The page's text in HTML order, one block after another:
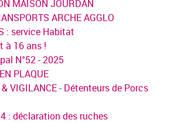
MAISON JOURDAN
ARCHE AGGLO
: service Habitat
à 16 ans !
N°52 - 2025
PLAQUE
VIGILANCE - Détenteurs de Porcs
: déclaration des ruches